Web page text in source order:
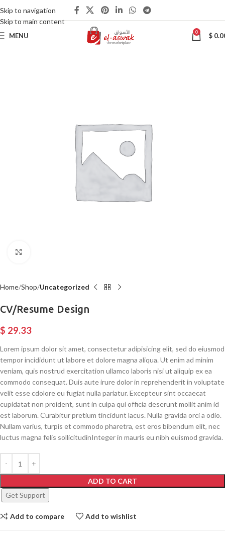
Skip to navigation
Skip to main content
MENU 0 $
Home Shop Uncategorized
CV/Resume Design
$ 29.33
Lorem ipsum dolor sit amet, consectetur adipisicing elit, sed do eiusmod
tempor incididunt ut labore et dolore magna aliqua. Ut enim ad minim
veniam, quis nostrud exercitation ullamco laboris nisi ut aliquip ex ea
commodo consequat. Duis aute irure dolor in reprehenderit in voluptate
velit esse cdolore eu fugiat nulla pariatur. Excepteur sint occaecat
cupidatat non proident, sunt in culpa qui officia deserunt mollit anim id
est laborum. Curabitur pretium tincidunt lacus. Nulla gravida orci a odio.
Nullam varius, turpis et commodo pharetra, est eros bibendum elit, nec
luctus magna felis sollicitudinInteger in mauris eu nibh euismod gravida.
ADD TO CART
Get Support
Add to compare Add to wishlist